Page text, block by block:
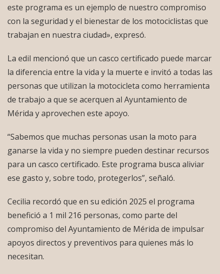
este programa es un ejemplo de nuestro compromiso
con la seguridad y el bienestar de los motociclistas que
trabajan en nuestra ciudad», expresó.
La edil mencionó que un casco certificado puede marcar
la diferencia entre la vida y la muerte e invitó a todas las
personas que utilizan la motocicleta como herramienta
de trabajo a que se acerquen al Ayuntamiento de
Mérida y aprovechen este apoyo.
“Sabemos que muchas personas usan la moto para
ganarse la vida y no siempre pueden destinar recursos
para un casco certificado. Este programa busca aliviar
ese gasto y, sobre todo, protegerlos”, señaló.
Cecilia recordó que en su edición 2025 el programa
benefició a 1 mil 216 personas, como parte del
compromiso del Ayuntamiento de Mérida de impulsar
apoyos directos y preventivos para quienes más lo
necesitan.